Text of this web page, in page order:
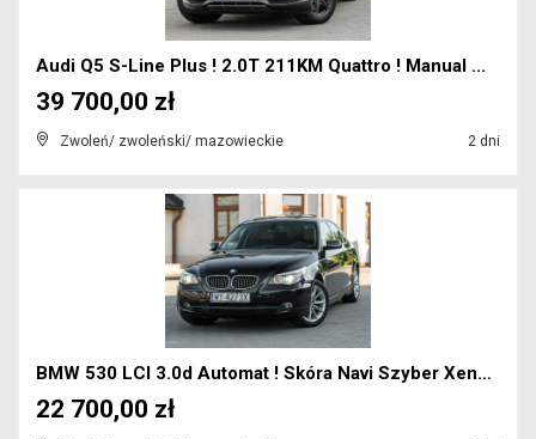
Audi Q5 S-Line Plus ! 2.0T 211KM Quattro ! Manual ...
Zwoleń/ zwoleński/ mazowieckie 2 dni
39 700,00 zł
BMW 530 LCI 3.0d Automat ! Skóra Navi Szyber Xenon...
22 700,00 zł